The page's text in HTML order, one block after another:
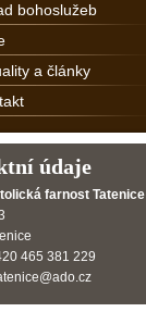
bohoslužeb
a články
údaje
farnost Tatenice
465 381 229